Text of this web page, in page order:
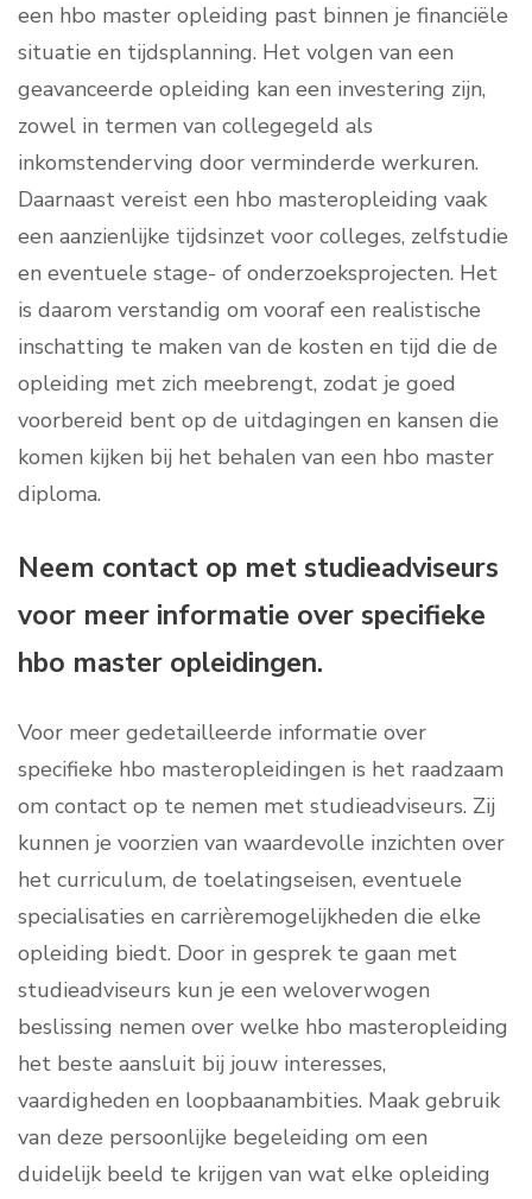
een hbo master opleiding past binnen je financiële
situatie en tijdsplanning. Het volgen van een
geavanceerde opleiding kan een investering zijn,
zowel in termen van collegegeld als
inkomstenderving door verminderde werkuren.
Daarnaast vereist een hbo masteropleiding vaak
een aanzienlijke tijdsinzet voor colleges, zelfstudie
en eventuele stage- of onderzoeksprojecten. Het
is daarom verstandig om vooraf een realistische
inschatting te maken van de kosten en tijd die de
opleiding met zich meebrengt, zodat je goed
voorbereid bent op de uitdagingen en kansen die
komen kijken bij het behalen van een hbo master
diploma.
Neem contact op met studieadviseurs
voor meer informatie over specifieke
hbo master opleidingen.
Voor meer gedetailleerde informatie over
specifieke hbo masteropleidingen is het raadzaam
om contact op te nemen met studieadviseurs. Zij
kunnen je voorzien van waardevolle inzichten over
het curriculum, de toelatingseisen, eventuele
specialisaties en carrièremogelijkheden die elke
opleiding biedt. Door in gesprek te gaan met
studieadviseurs kun je een weloverwogen
beslissing nemen over welke hbo masteropleiding
het beste aansluit bij jouw interesses,
vaardigheden en loopbaanambities. Maak gebruik
van deze persoonlijke begeleiding om een
duidelijk beeld te krijgen van wat elke opleiding